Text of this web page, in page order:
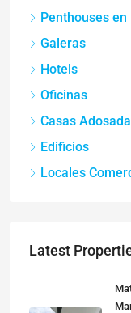
Penthouses en
Galeras
Hotels
Oficinas
Casas
Edificios
Locales
Latest